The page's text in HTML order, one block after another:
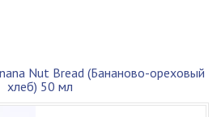
Nut Bread (Бананово-ореховый
хлеб) 50 мл